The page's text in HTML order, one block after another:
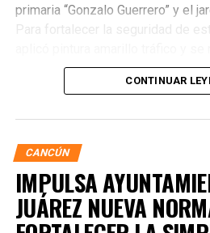
primaria “Gonzalo Guerrero” y el
Para fortalecer la seguridad de
residuos vegetales acumulados
acciones buscan garantizar
CONTINUAR
CANCÚN
IMPULSA
JUÁREZ NUEVA